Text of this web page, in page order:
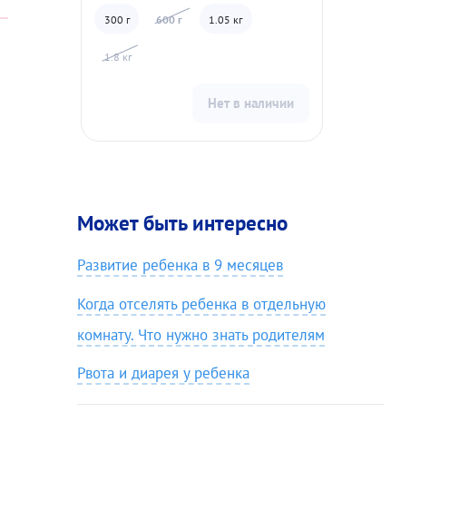
300 г 600 г 1.05 кг
1.8 кг
Нет в наличии
Может быть интересно
Развитие ребенка в 9 месяцев
Когда отселять ребенка в отдельную
комнату. Что нужно знать родителям
Рвота и диарея у ребенка